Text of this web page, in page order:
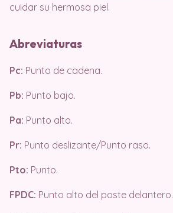
cuidar su hermosa piel.
Abreviaturas
Pc: Punto de cadena.
Pb: Punto bajo.
Pa: Punto alto.
Pr: Punto deslizante/Punto raso.
Pto: Punto.
FPDC: Punto alto del poste delantero.